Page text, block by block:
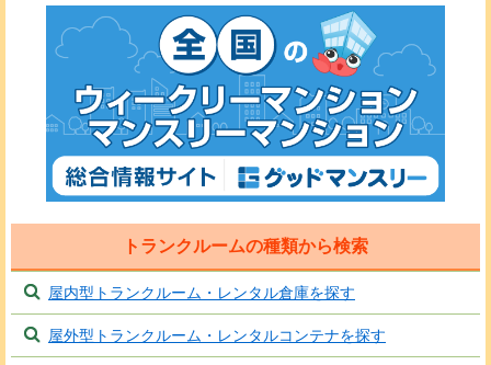
トランクルームの種類から検索
屋内型トランクルーム・レンタル倉庫を探す
屋外型トランクルーム・レンタルコンテナを探す